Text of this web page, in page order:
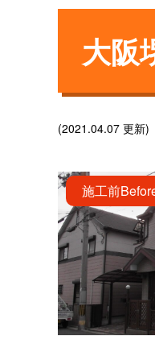
大阪
(2021.04.07 更新)
施工前